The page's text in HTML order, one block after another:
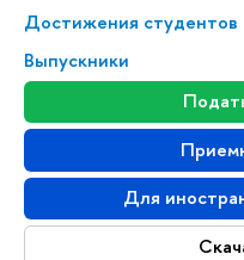
Достижения студентов
Выпускники
Для